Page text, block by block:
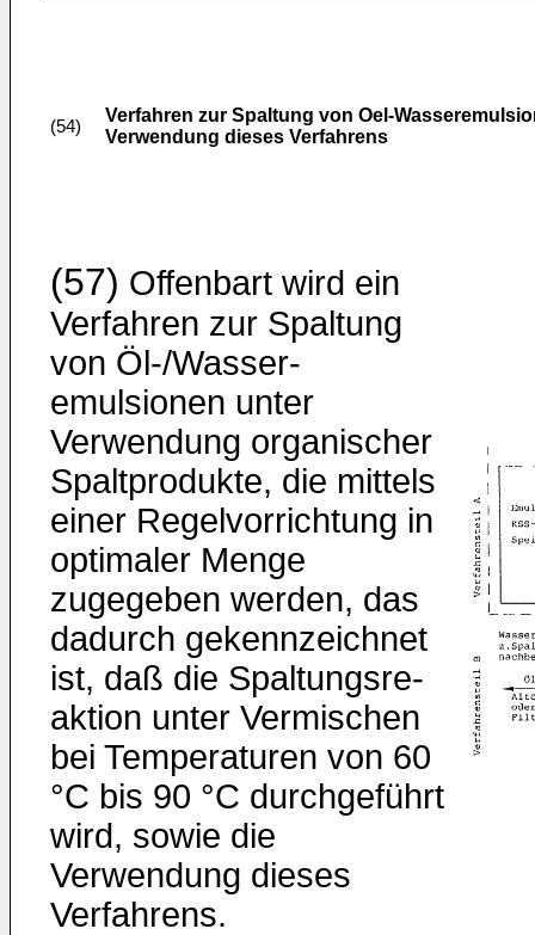
(54)
Verfahren zur Spaltung von Oel-
Verwendung dieses Verfahrens
(57) Offenbart wird ein
Verfahren zur Spaltung
von Öl-/Wasser­
emulsionen unter
Verwendung organischer
Spaltprodukte, die mittels
einer Regelvorrichtung in
optimaler Menge
zugegeben werden, das
dadurch gekennzeichnet
ist, daß die Spaltungsre­
aktion unter Vermischen
bei Temperaturen von 60
°C bis 90 °C durchgeführt
wird, sowie die
Verwendung dieses
Verfahrens.